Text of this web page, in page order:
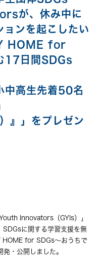
が、休み中に
ンを起こしたい
HOME for
17日間SDGs
中高生先着50名
』」をプレゼン
Innovators（GYIs）」
SDGsに関する学習支援を無
HOME for SDGs～おうちで
・公開しました。